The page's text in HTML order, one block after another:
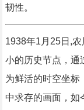
韧性。
1938年1月25日,
小的历史节点，通
为鲜活的时空坐标
中求存的画面，如